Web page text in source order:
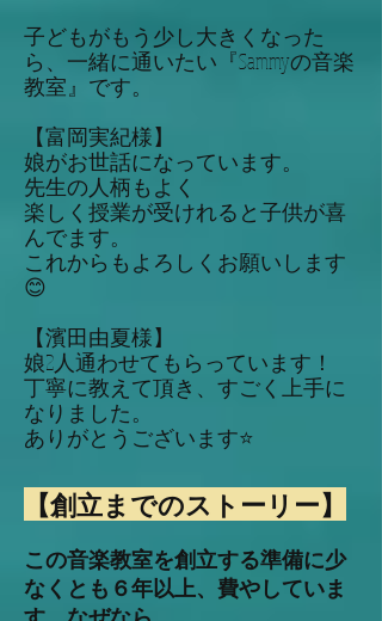
子どもがもう少し大きくなった
ら、一緒に通いたい『Sammyの音楽
教室』です。
【富岡実紀様】
娘がお世話になっています。
先生の人柄もよく
楽しく授業が受けれると子供が喜
んでます。
これからもよろしくお願いします
😊
【濱田由夏様】
娘2人通わせてもらっています！
丁寧に教えて頂き、すごく上手に
なりました。
ありがとうございます⭐️
【創立までのストーリー】
この音楽教室を創立する準備に少
なくとも６年以上、費やしていま